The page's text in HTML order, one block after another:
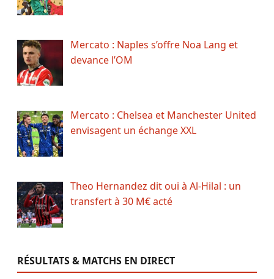
Mercato : Naples s’offre Noa Lang et
devance l’OM
Mercato : Chelsea et Manchester United
envisagent un échange XXL
Theo Hernandez dit oui à Al-Hilal : un
transfert à 30 M€ acté
RÉSULTATS & MATCHS EN DIRECT